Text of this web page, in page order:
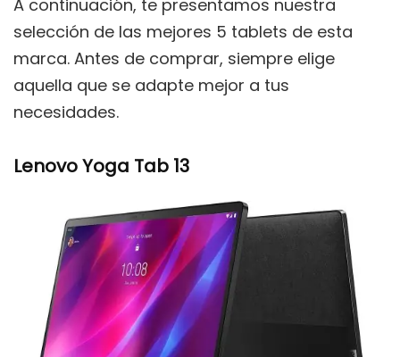
A continuación, te presentamos nuestra
selección de las mejores 5 tablets de esta
marca. Antes de comprar, siempre elige
aquella que se adapte mejor a tus
necesidades.
Lenovo Yoga Tab 13